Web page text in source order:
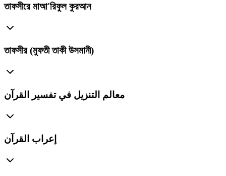
তাফসীরে মাআ'রিফুল কুরআন
তাফসীর (মুফতী তাকী উসমানী)
معالم التنزيل في تفسير القرآن
إعراب القرآن